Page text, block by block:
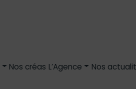
Nos créas L’Agence Nos